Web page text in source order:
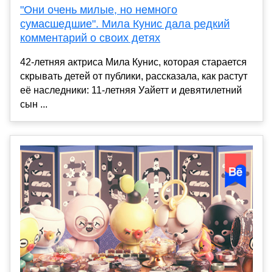
"Они очень милые, но немного
сумасшедшие". Мила Кунис дала редкий
комментарий о своих детях
42-летняя актриса Мила Кунис, которая старается
скрывать детей от публики, рассказала, как растут
её наследники: 11-летняя Уайетт и девятилетний
сын ...